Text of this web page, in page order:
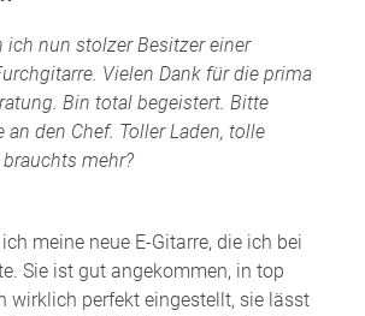
ich nun stolzer Besitzer einer
Vielen Dank für die prima
Bin total begeistert. Bitte
an den Chef. Toller Laden, tolle
mehr?
meine neue E-Gitarre, die ich bei
Sie ist gut angekommen, in top
wirklich perfekt eingestellt, sie lässt